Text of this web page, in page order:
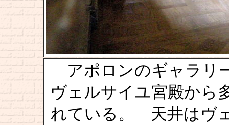
アポロンのギャラリ
ヴェルサイユ宮殿から
れている。 天井はヴ